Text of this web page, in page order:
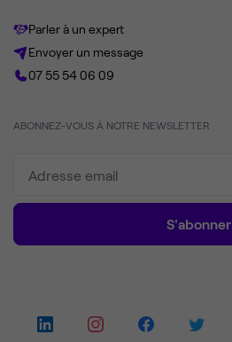
Parler à un expert
Envoyer un message
07 55 54 06 09
ABONNEZ-VOUS À NOTRE NEWSLETTER
S'abonner